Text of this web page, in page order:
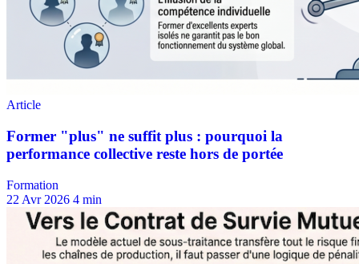
Formation
22 Avr 2026 4 min